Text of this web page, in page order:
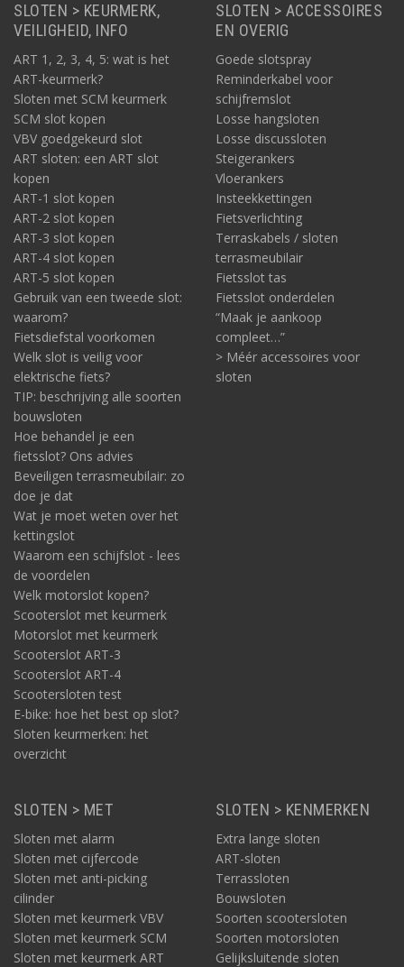
SLOTEN > KEURMERK,
VEILIGHEID, INFO
ART 1, 2, 3, 4, 5: wat is het
ART-keurmerk?
Sloten met SCM keurmerk
SCM slot kopen
VBV goedgekeurd slot
ART sloten: een ART slot
kopen
ART-1 slot kopen
ART-2 slot kopen
ART-3 slot kopen
ART-4 slot kopen
ART-5 slot kopen
Gebruik van een tweede slot:
waarom?
Fietsdiefstal voorkomen
Welk slot is veilig voor
elektrische fiets?
TIP: beschrijving alle soorten
bouwsloten
Hoe behandel je een
fietsslot? Ons advies
Beveiligen terrasmeubilair: zo
doe je dat
Wat je moet weten over het
kettingslot
Waarom een schijfslot - lees
de voordelen
Welk motorslot kopen?
Scooterslot met keurmerk
Motorslot met keurmerk
Scooterslot ART-3
Scooterslot ART-4
Scootersloten test
E-bike: hoe het best op slot?
Sloten keurmerken: het
overzicht
SLOTEN > ACCESSOIRES
EN OVERIG
Goede slotspray
Reminderkabel voor
schijfremslot
Losse hangsloten
Losse discussloten
Steigerankers
Vloerankers
Insteekkettingen
Fietsverlichting
Terraskabels / sloten
terrasmeubilair
Fietsslot tas
Fietsslot onderdelen
“Maak je aankoop
compleet…”
> Méér accessoires voor
sloten
SLOTEN > MET
Sloten met alarm
Sloten met cijfercode
Sloten met anti-picking
cilinder
Sloten met keurmerk VBV
Sloten met keurmerk SCM
Sloten met keurmerk ART
SLOTEN > KENMERKEN
Extra lange sloten
ART-sloten
Terrassloten
Bouwsloten
Soorten scootersloten
Soorten motorsloten
Gelijksluitende sloten